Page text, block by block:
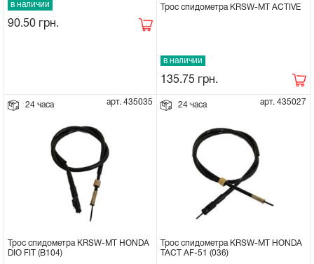
в наличии
90.50 грн.
Трос спидометра KRSW-MT ACTIVE
в наличии
135.75 грн.
24 часа арт. 435035
Трос спидометра KRSW-MT HONDA
DIO FIT (В104)
24 часа арт. 435027
Трос спидометра KRSW-MT HONDA
TACT AF-51 (036)